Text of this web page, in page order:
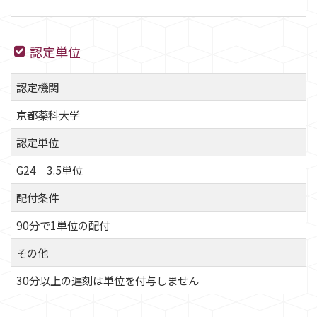
認定単位
認定機関
京都薬科大学
認定単位
G24 3.5単位
配付条件
90分で1単位の配付
その他
30分以上の遅刻は単位を付与しません